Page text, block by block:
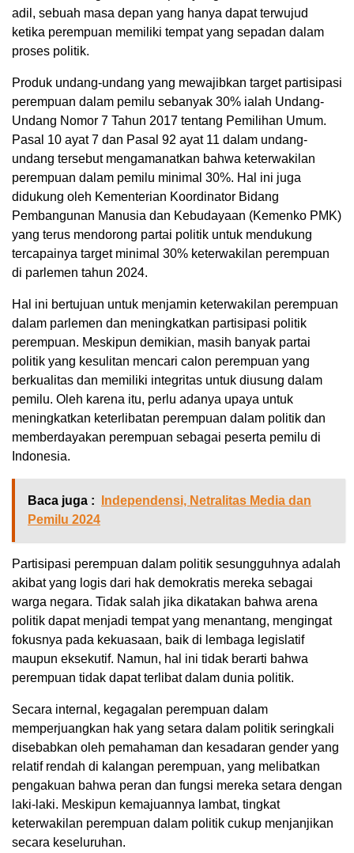
adil, sebuah masa depan yang hanya dapat terwujud
ketika perempuan memiliki tempat yang sepadan dalam
proses politik.
Produk undang-undang yang mewajibkan target partisipasi
perempuan dalam pemilu sebanyak 30% ialah Undang-
Undang Nomor 7 Tahun 2017 tentang Pemilihan Umum.
Pasal 10 ayat 7 dan Pasal 92 ayat 11 dalam undang-
undang tersebut mengamanatkan bahwa keterwakilan
perempuan dalam pemilu minimal 30%. Hal ini juga
didukung oleh Kementerian Koordinator Bidang
Pembangunan Manusia dan Kebudayaan (Kemenko PMK)
yang terus mendorong partai politik untuk mendukung
tercapainya target minimal 30% keterwakilan perempuan
di parlemen tahun 2024.
Hal ini bertujuan untuk menjamin keterwakilan perempuan
dalam parlemen dan meningkatkan partisipasi politik
perempuan. Meskipun demikian, masih banyak partai
politik yang kesulitan mencari calon perempuan yang
berkualitas dan memiliki integritas untuk diusung dalam
pemilu. Oleh karena itu, perlu adanya upaya untuk
meningkatkan keterlibatan perempuan dalam politik dan
memberdayakan perempuan sebagai peserta pemilu di
Indonesia.
Baca juga :
Independensi, Netralitas Media dan
Pemilu 2024
Partisipasi perempuan dalam politik sesungguhnya adalah
akibat yang logis dari hak demokratis mereka sebagai
warga negara. Tidak salah jika dikatakan bahwa arena
politik dapat menjadi tempat yang menantang, mengingat
fokusnya pada kekuasaan, baik di lembaga legislatif
maupun eksekutif. Namun, hal ini tidak berarti bahwa
perempuan tidak dapat terlibat dalam dunia politik.
Secara internal, kegagalan perempuan dalam
memperjuangkan hak yang setara dalam politik seringkali
disebabkan oleh pemahaman dan kesadaran gender yang
relatif rendah di kalangan perempuan, yang melibatkan
pengakuan bahwa peran dan fungsi mereka setara dengan
laki-laki. Meskipun kemajuannya lambat, tingkat
keterwakilan perempuan dalam politik cukup menjanjikan
secara keseluruhan.